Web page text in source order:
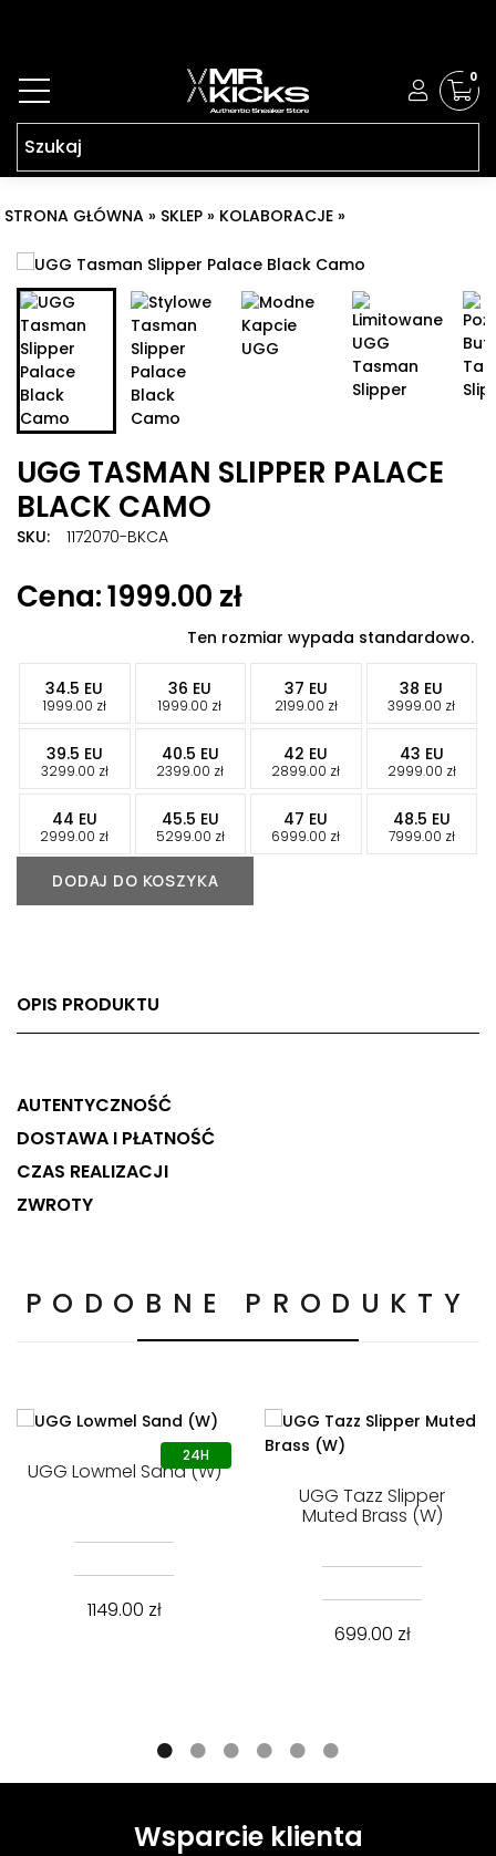
0
STRONA GŁÓWNA » SKLEP » KOLABORACJE »
UGG TASMAN SLIPPER PALACE
BLACK CAMO
1999.00 zł
-
34.5 EU
-
1999.00 zł
-
36 EU
-
1999.00 zł
-
37 EU
-
2199.00 zł
-
38 EU
-
3999.00 zł
-
39.5 EU
-
3299.00 zł
-
40.5 EU
-
2399.00 zł
-
42 EU
-
2899.00 zł
-
43 EU
-
2999.00 zł
-
44 EU
-
2999.00 zł
-
45.5 EU
-
5299.00 zł
-
47 EU
-
6999.00 zł
-
48.5 EU
-
7999.00 zł
DODAJ DO KOSZYKA
SKU:
1172070-BKCA
Tasman Slipper Palace Black Camo
Ten rozmiar wypada standardowo.
OPIS PRODUKTU
AUTENTYCZNOŚĆ
DOSTAWA I PŁATNOŚĆ
CZAS REALIZACJI
ZWROTY
PODOBNE PRODUKTY
UGG Lowmel Sand (W)
1149.00 zł
UGG Tazz Slipper
Muted Brass (W)
699.00 zł
Wsparcie klienta